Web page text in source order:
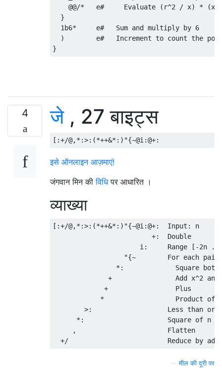
@@/*   e#     Evaluate (r^2 / x) * (x
  }
  1b6*     e#   Sum and multiply by 6
)        e#   Increment to count the
4 जे, 27 बाइट्स
इसे ऑनलाइन आज़माएं!
जंगवान मिन कीविधिपर आधारित ।
व्याख्या
[:+/@,*:>:(*++&*:)"{~@i:@+:  Input: n
                         +:  Double
i:     Range [-2n ..
"{~        For each pair
*:             Square both
+                Add x^2 and
             +                 Plus
*                  Product of
>:                   Less than or
      *:                     Square of n
     ,                       Flatten
—मील की दूरी पर